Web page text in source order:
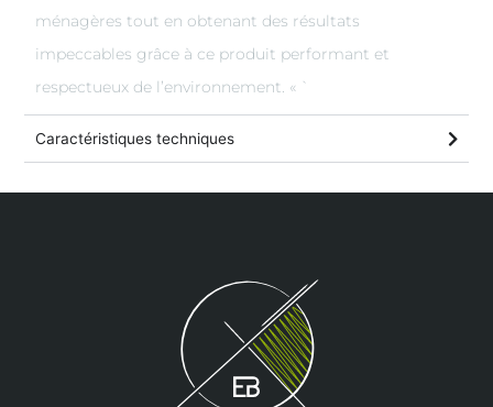
ménagères tout en obtenant des résultats
impeccables grâce à ce produit performant et
respectueux de l’environnement. « `
Caractéristiques techniques